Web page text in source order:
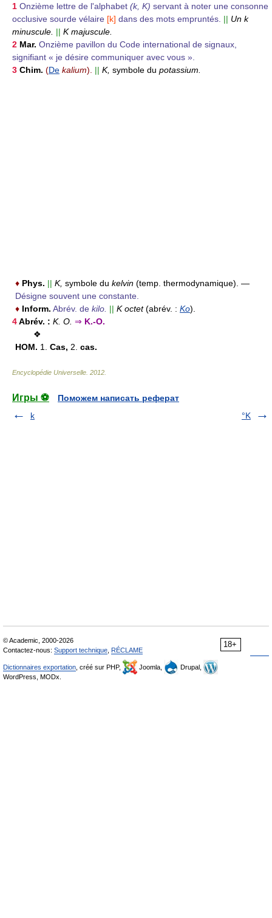
1 Onzième lettre de l'alphabet (k, K) servant à noter une consonne
occlusive sourde vélaire [k] dans des mots empruntés. || Un k
minuscule. || K majuscule.
2 Mar. Onzième pavillon du Code international de signaux,
signifiant « je désire communiquer avec vous ».
3 Chim. (De kalium). || K, symbole du potassium.
♦ Phys. || K, symbole du kelvin (temp. thermodynamique). —
Désigne souvent une constante.
♦ Inform. Abrév. de kilo. || K octet(abrév. : Ko).
4Abrév. : K. O. ⇒ K.-O.
❖
HOM. 1. Cas, 2. cas.
Encyclopédie Universelle 2012
Игры ⚽
Поможем написать реферат
k
°K
18+
© Academic, 2000-2026
Contactez-nous: Support technique RÉCLAME
Dictionnaires exportation , créé sur PHP, Joomla,
Drupal,
WordPress, MODx.